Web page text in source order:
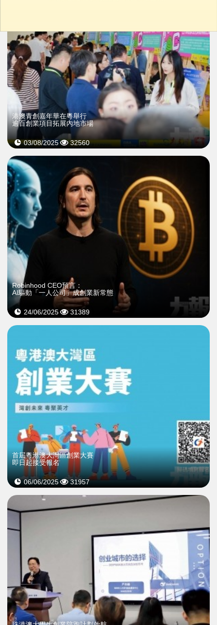
港澳青創嘉年華在粵舉行
逾百創業項目拓展內地市場
03/08/2025 32560
Robinhood CEO預言：
AI驅動「一人公司」成創業新常態
24/06/2025 31389
首屆粵港澳大灣區創業大賽
即日起接受報名
06/06/2025 31957